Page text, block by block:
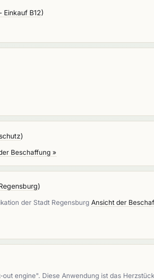
Einkauf B12)
)
Beschaffung »
)
der Stadt Regensburg Ansicht der
engine". Diese Anwendung ist das